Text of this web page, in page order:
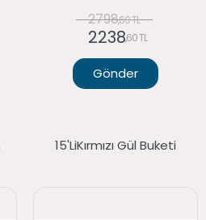
2798,60 TL
2238,60 TL
Gönder
15'liKırmızı Gül Buketi